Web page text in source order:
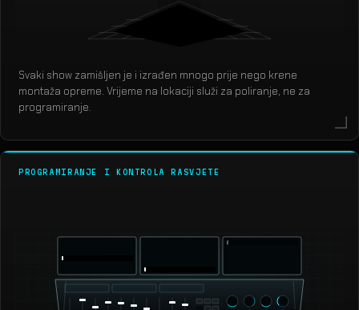
Svaki show zamišljen je i izrađen mnogo prije nego krene
montaža opreme. Vrijeme na lokaciji služi za poliranje, ne za
programiranje.
PROGRAMIRANJE I KONTROLA RASVJETE